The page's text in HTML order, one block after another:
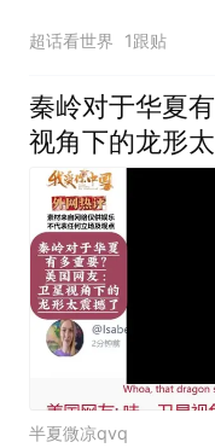
超话看世界 1跟贴
秦岭对于华夏
视角下的龙形
半夏微凉qvq